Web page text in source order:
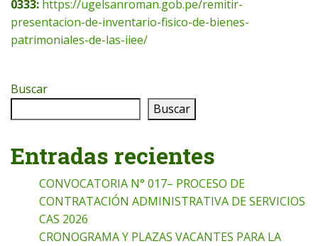
0333: https://ugelsanroman.gob.pe/remitir-
presentacion-de-inventario-fisico-de-bienes-
patrimoniales-de-las-iiee/
Buscar
Buscar
Entradas recientes
CONVOCATORIA N° 017– PROCESO DE
CONTRATACIÓN ADMINISTRATIVA DE SERVICIOS
CAS 2026
CRONOGRAMA Y PLAZAS VACANTES PARA LA